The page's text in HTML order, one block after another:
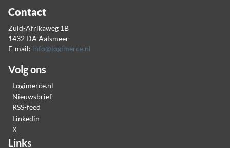
Contact
Zuid-Afrikaweg 1B
1432 DA Aalsmeer
E-mail: info@logimerce.nl
Volg ons
Logimerce.nl
Nieuwsbrief
RSS-feed
Linkedin
X
Links